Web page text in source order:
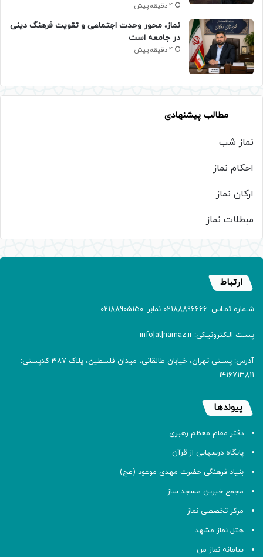
4 دقیقه پیش
نماز، محور وحدت اجتماعی و تقویت فرهنگ دینی
در جامعه است
4 دقیقه پیش
مطالب پیشنهادی
نماز شب
احکام نماز
ارکان نماز
مبطلات نماز
ارتباط
شـماره تمـاس: 02188896666 نمابر: 02188905150
پسـت الـکترونیـکی: info[at]namaz.ir
آدرس: پسـتی تهران، خیابان طالقانی، میدان فلسطین، پلاک 387 کدپستی:
۱۴۱۶۷۱۳۸۱۱
پیوندها
دفتر مقام معظم رهبری
پایگاه درسهایی از قرآن
بنیاد فرهنگی حضرت مهدی موعود (عج)
مجمع خیرین مسجد ساز
مرکز تخصصی نماز
هتل نماز مشهد
سامانه نماز من